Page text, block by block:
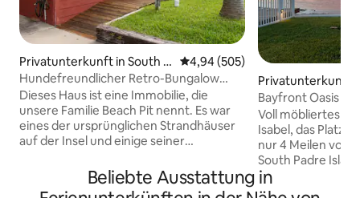
Privatunterkunft in South P
adre Island
Durchschnittliche Bewertung:
4,94 (505)
Hundefreundlicher Retro-Bungalow
gegenüber vom Strand
Dieses Haus ist eine Immobilie, die
unsere Familie Beach Pit nennt. Es war
eines der ursprünglichen Strandhäuser
auf der Insel und einige seiner
geblieben: gewölbte Lattendecken und
schwarz-weiße Parkettböden.
Privatunterkunft
bel
Bayfront Oasis –
Wohnanlage –
Voll möbliertes
Isabel, das Platz
nur 4 Meilen von
South Padre
über eine voll
Bäder und eine
Beliebte Ausstattung in